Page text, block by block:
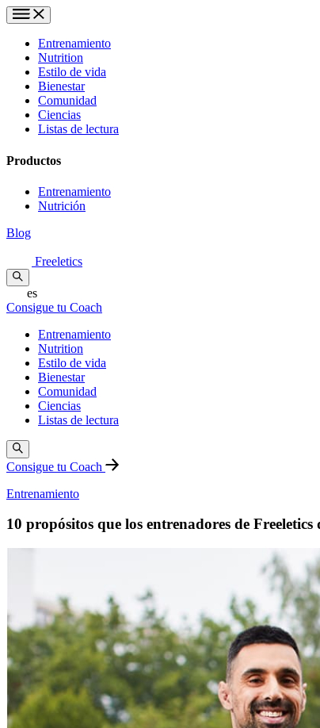
Entrenamiento
Nutrition
Estilo de vida
Bienestar
Comunidad
Ciencias
Listas de lectura
Productos
Entrenamiento
Nutrición
Blog
Freeletics
es
Consigue tu Coach
Entrenamiento
Nutrition
Estilo de vida
Bienestar
Comunidad
Ciencias
Listas de lectura
Consigue tu Coach
Entrenamiento
10 propósitos que los entrenadores de Freeletics